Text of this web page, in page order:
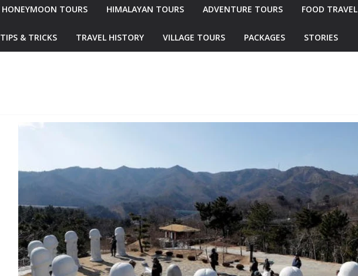
HONEYMOON TOURS HIMALAYAN TOURS ADVENTURE TOURS FOOD TRAVEL
TIPS & TRICKS TRAVEL HISTORY VILLAGE TOURS PACKAGES STORIES